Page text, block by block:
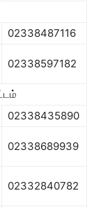
02338487116
02338597182
02338435890
02338689939
02332840782